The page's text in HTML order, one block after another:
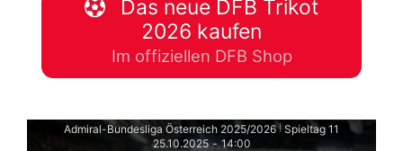
Das neue DFB Trikot
2026 kaufen
Im offiziellen DFB Shop
Admiral-Bundesliga Österreich 2025/2026 Spieltag 11
25.10.2025 - 14:00